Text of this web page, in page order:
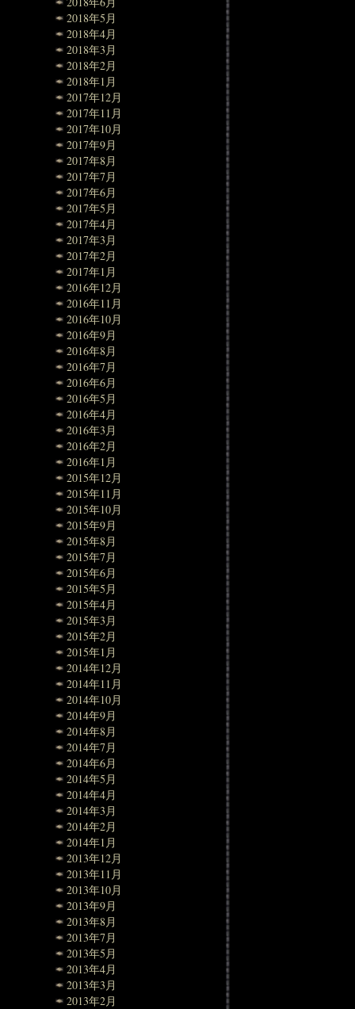
2018年5月
2018年4月
2018年3月
2018年2月
2018年1月
2017年12月
2017年11月
2017年10月
2017年9月
2017年8月
2017年7月
2017年6月
2017年5月
2017年4月
2017年3月
2017年2月
2017年1月
2016年12月
2016年11月
2016年10月
2016年9月
2016年8月
2016年7月
2016年6月
2016年5月
2016年4月
2016年3月
2016年2月
2016年1月
2015年12月
2015年11月
2015年10月
2015年9月
2015年8月
2015年7月
2015年6月
2015年5月
2015年4月
2015年3月
2015年2月
2015年1月
2014年12月
2014年11月
2014年10月
2014年9月
2014年8月
2014年7月
2014年6月
2014年5月
2014年4月
2014年3月
2014年2月
2014年1月
2013年12月
2013年11月
2013年10月
2013年9月
2013年8月
2013年7月
2013年5月
2013年4月
2013年3月
2013年2月